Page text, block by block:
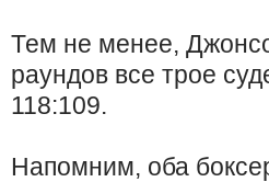
Тем не менее,
раундов все трое
118:109.
Напомним, оба